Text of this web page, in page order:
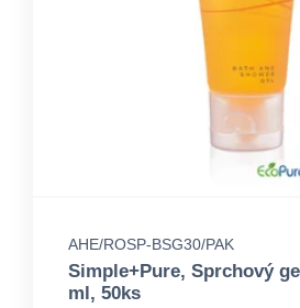
AHE/ROSP-BSG30/PAK
Simple+Pure, Sprchový
ml, 50ks